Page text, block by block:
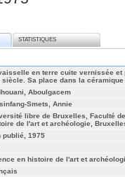
STATISTIQUES
en terre cuite vernissée et
siècle. Sa place dans la
Aboulgacem
Smets, Annie
libre de Bruxelles, Faculté
de l'art et archéologie,
publié, 1975
en histoire de l'art et